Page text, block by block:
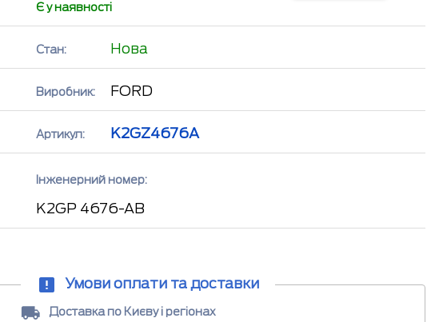
Є у наявності
Стан: Нова
Виробник: FORD
Артикул: K2GZ4676A
Інженерний номер:
K2GP 4676-AB
Умови оплати та доставки
Доставка по Києву і регіонах